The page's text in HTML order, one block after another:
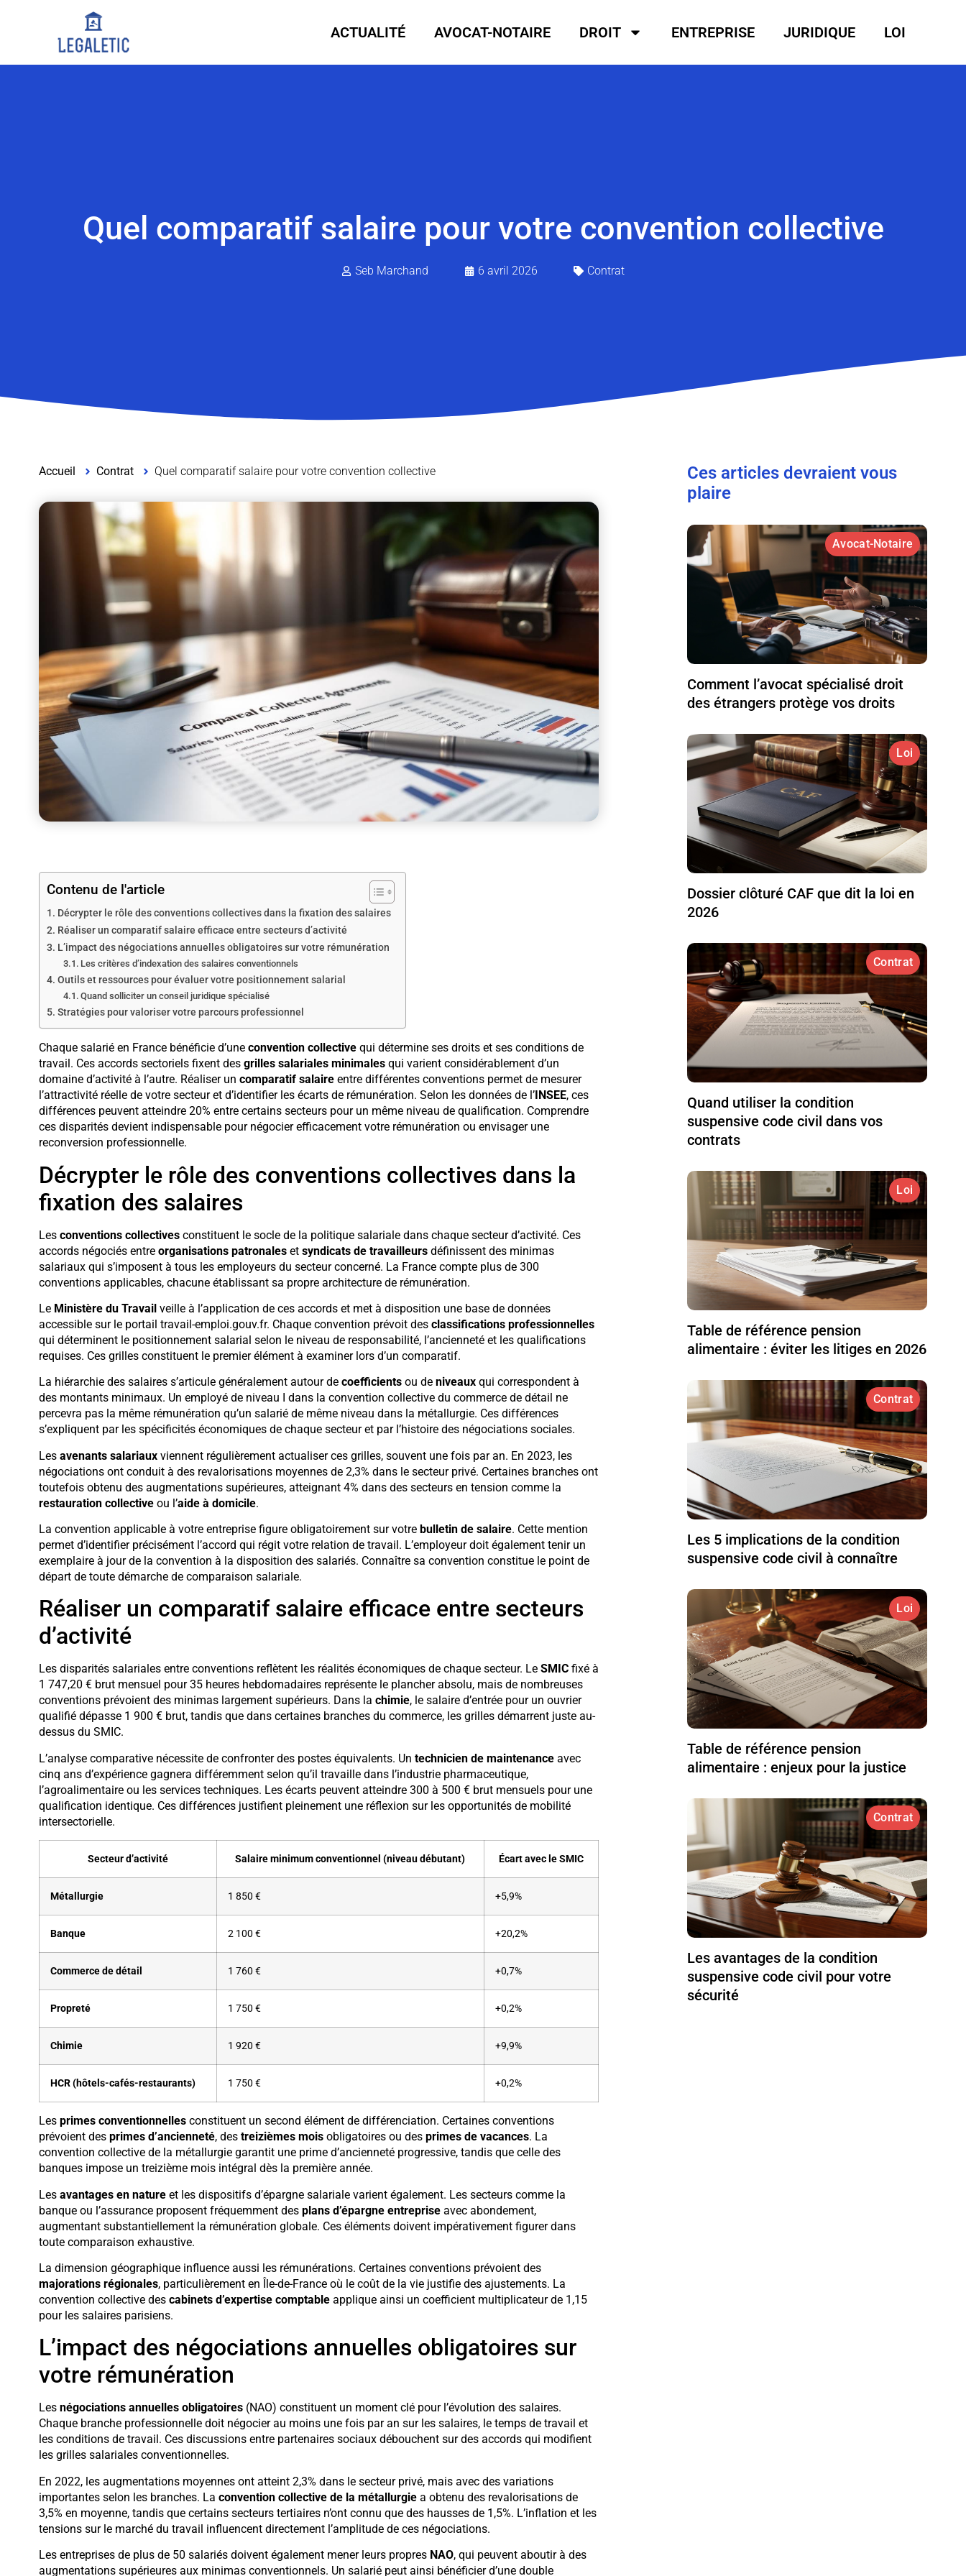
ACTUALITÉ AVOCAT-NOTAIRE DROIT ENTREPRISE JURIDIQUE LOI
Quel comparatif salaire pour votre convention collective
Seb Marchand 6 avril 2026 Contrat
Accueil Contrat Quel comparatif salaire pour votre convention collective
Contenu de l'article
Décrypter le rôle des conventions collectives dans la fixation des salaires
Réaliser un comparatif salaire efficace entre secteurs d’activité
L’impact des négociations annuelles obligatoires sur votre rémunération
Les critères d’indexation des salaires conventionnels
Outils et ressources pour évaluer votre positionnement salarial
Quand solliciter un conseil juridique spécialisé
Stratégies pour valoriser votre parcours professionnel
Chaque salarié en France bénéficie d’une convention collectivequi détermine ses droits et ses conditions de
travail. Ces accords sectoriels fixent des grilles salariales minimalesqui varient considérablement d’un
domaine d’activité à l’autre. Réaliser un comparatif salaireentre différentes conventions permet de mesurer
l’attractivité réelle de votre secteur et d’identifier les écarts de rémunération. Selon les données de l’INSEE, ces
différences peuvent atteindre 20% entre certains secteurs pour un même niveau de qualification. Comprendre
ces disparités devient indispensable pour négocier efficacement votre rémunération ou envisager une
reconversion professionnelle.
Décrypter le rôle des conventions collectives dans la
fixation des salaires
Les conventions collectivesconstituent le socle de la politique salariale dans chaque secteur d’activité. Ces
accords négociés entre organisations patronaleset syndicats de travailleursdéfinissent des minimas
salariaux qui s’imposent à tous les employeurs du secteur concerné. La France compte plus de 300
conventions applicables, chacune établissant sa propre architecture de rémunération.
Le Ministère du Travailveille à l’application de ces accords et met à disposition une base de données
accessible sur le portail travail-emploi.gouv.fr. Chaque convention prévoit des classifications professionnelles
qui déterminent le positionnement salarial selon le niveau de responsabilité, l’ancienneté et les qualifications
requises. Ces grilles constituent le premier élément à examiner lors d’un comparatif.
La hiérarchie des salaires s’articule généralement autour de coefficientsou de niveauxqui correspondent à
des montants minimaux. Un employé de niveau I dans la convention collective du commerce de détail ne
percevra pas la même rémunération qu’un salarié de même niveau dans la métallurgie. Ces différences
s’expliquent par les spécificités économiques de chaque secteur et par l’histoire des négociations sociales.
Les avenants salariauxviennent régulièrement actualiser ces grilles, souvent une fois par an. En 2023, les
négociations ont conduit à des revalorisations moyennes de 2,3% dans le secteur privé. Certaines branches ont
toutefois obtenu des augmentations supérieures, atteignant 4% dans des secteurs en tension comme la
restauration collectiveou l’aide à domicile.
La convention applicable à votre entreprise figure obligatoirement sur votre bulletin de salaire. Cette mention
permet d’identifier précisément l’accord qui régit votre relation de travail. L’employeur doit également tenir un
exemplaire à jour de la convention à la disposition des salariés. Connaître sa convention constitue le point de
départ de toute démarche de comparaison salariale.
Réaliser un comparatif salaire efficace entre secteurs
d’activité
Les disparités salariales entre conventions reflètent les réalités économiques de chaque secteur. Le SMICfixé à
1 747,20 € brut mensuel pour 35 heures hebdomadaires représente le plancher absolu, mais de nombreuses
conventions prévoient des minimas largement supérieurs. Dans la chimie, le salaire d’entrée pour un ouvrier
qualifié dépasse 1 900 € brut, tandis que dans certaines branches du commerce, les grilles démarrent juste au-
dessus du SMIC.
L’analyse comparative nécessite de confronter des postes équivalents. Un technicien de maintenanceavec
cinq ans d’expérience gagnera différemment selon qu’il travaille dans l’industrie pharmaceutique,
l’agroalimentaire ou les services techniques. Les écarts peuvent atteindre 300 à 500 € brut mensuels pour une
qualification identique. Ces différences justifient pleinement une réflexion sur les opportunités de mobilité
intersectorielle.
Secteur d’activité Salaire minimum conventionnel (niveau débutant) Écart avec le SMIC
Métallurgie 1 850 € +5,9%
Banque 2 100 € +20,2%
Commerce de détail 1 760 € +0,7%
Propreté 1 750 € +0,2%
Chimie 1 920 € +9,9%
HCR (hôtels-cafés-restaurants) 1 750 € +0,2%
Les primes conventionnellesconstituent un second élément de différenciation. Certaines conventions
prévoient des primes d’ancienneté, des treizièmes moisobligatoires ou des primes de vacances. La
convention collective de la métallurgie garantit une prime d’ancienneté progressive, tandis que celle des
banques impose un treizième mois intégral dès la première année.
Les avantages en natureet les dispositifs d’épargne salariale varient également. Les secteurs comme la
banque ou l’assurance proposent fréquemment des plans d’épargne entrepriseavec abondement,
augmentant substantiellement la rémunération globale. Ces éléments doivent impérativement figurer dans
toute comparaison exhaustive.
La dimension géographique influence aussi les rémunérations. Certaines conventions prévoient des
majorations régionales, particulièrement en Île-de-France où le coût de la vie justifie des ajustements. La
convention collective des cabinets d’expertise comptableapplique ainsi un coefficient multiplicateur de 1,15
pour les salaires parisiens.
L’impact des négociations annuelles obligatoires sur
votre rémunération
Les négociations annuelles obligatoires(NAO) constituent un moment clé pour l’évolution des salaires.
Chaque branche professionnelle doit négocier au moins une fois par an sur les salaires, le temps de travail et
les conditions de travail. Ces discussions entre partenaires sociaux débouchent sur des accords qui modifient
les grilles salariales conventionnelles.
En 2022, les augmentations moyennes ont atteint 2,3% dans le secteur privé, mais avec des variations
importantes selon les branches. La convention collective de la métallurgiea obtenu des revalorisations de
3,5% en moyenne, tandis que certains secteurs tertiaires n’ont connu que des hausses de 1,5%. L’inflation et les
tensions sur le marché du travail influencent directement l’amplitude de ces négociations.
Les entreprises de plus de 50 salariés doivent également mener leurs propres NAO, qui peuvent aboutir à des
augmentations supérieures aux minimas conventionnels. Un salarié peut ainsi bénéficier d’une double
Ces articles devraient vous
plaire
Avocat-Notaire
Comment l’avocat spécialisé droit
des étrangers protège vos droits
Loi
Dossier clôturé CAF que dit la loi en
2026
Contrat
Quand utiliser la condition
suspensive code civil dans vos
contrats
Loi
Table de référence pension
alimentaire : éviter les litiges en 2026
Contrat
Les 5 implications de la condition
suspensive code civil à connaître
Loi
Table de référence pension
alimentaire : enjeux pour la justice
Contrat
Les avantages de la condition
suspensive code civil pour votre
sécurité